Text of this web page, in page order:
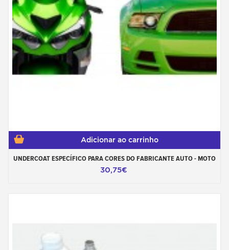
Adicionar ao carrinho
UNDERCOAT ESPECÍFICO PARA CORES DO FABRICANTE AUTO - MOTO
30,75€